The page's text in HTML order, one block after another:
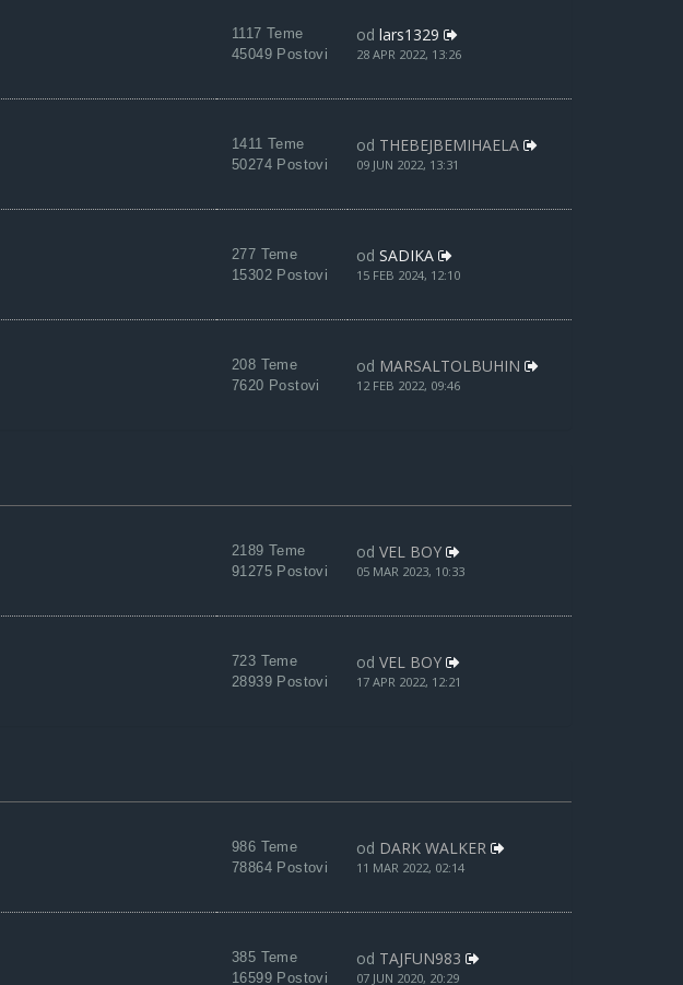
1117 Teme
45049 Postovi
od lars1329
28 APR 2022, 13:26
1411 Teme
50274 Postovi
od THEBEJBEMIHAELA
09 JUN 2022, 13:31
277 Teme
15302 Postovi
od SADIKA
15 FEB 2024, 12:10
208 Teme
7620 Postovi
od MARSALTOLBUHIN
12 FEB 2022, 09:46
2189 Teme
91275 Postovi
od VEL BOY
05 MAR 2023, 10:33
723 Teme
28939 Postovi
od VEL BOY
17 APR 2022, 12:21
986 Teme
78864 Postovi
od DARK WALKER
11 MAR 2022, 02:14
385 Teme
16599 Postovi
od TAJFUN983
07 JUN 2020, 20:29